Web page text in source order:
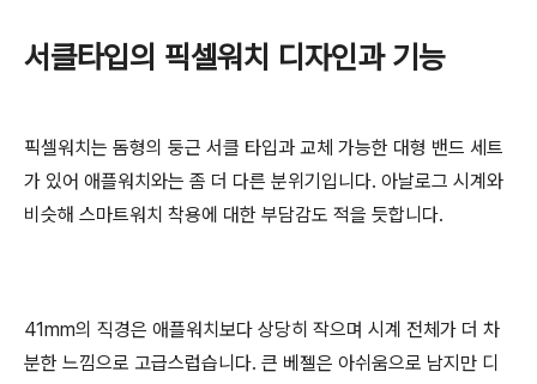
서클타입의 픽셀워치 디자인과 기능
픽셀워치는 돔형의 둥근 서클 타입과 교체 가능한 대형 밴드 세트
가 있어 애플워치와는 좀 더 다른 분위기입니다. 아날로그 시계와
비슷해 스마트워치 착용에 대한 부담감도 적을 듯합니다.
41mm의 직경은 애플워치보다 상당히 작으며 시계 전체가 더 차
분한 느낌으로 고급스럽습니다. 큰 베젤은 아쉬움으로 남지만 디